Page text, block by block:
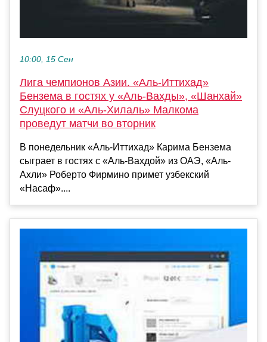
10:00, 15 Сен
Лига чемпионов Азии. «Аль-Иттихад»
Бензема в гостях у «Аль-Вахды», «Шанхай»
Слуцкого и «Аль-Хилаль» Малкома
проведут матчи во вторник
В понедельник «Аль-Иттихад» Карима Бензема
сыграет в гостях с «Аль-Вахдой» из ОАЭ, «Аль-
Ахли» Роберто Фирмино примет узбекский
«Насаф»....